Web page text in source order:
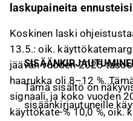
laskupaineita
Koskinen laski
13.5.: oik.
jäävän vuoden 2025
haarukka oli 8–12 %.
signaali, ja koko vuoden
käyttökate-% 10,0 %, oik.
Tämä sisältö on
sisäänkirjautuneille